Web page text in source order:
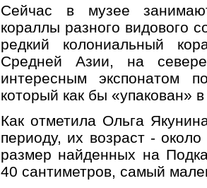
Сейчас в музее
кораллы разного видового
редкий колониальный
Средней Азии, на
интересным экспонатом
который как бы «упакован»
Как отметила Ольга
периоду, их возраст -
размер найденных на
40 сантиметров, самый